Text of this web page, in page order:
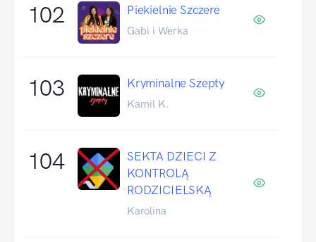
102 Piekielnie Szczere
Gabi i Werka
103 Kryminalne Szepty
Kamil K.
104
SEKTA DZIECI Z
KONTROLĄ
RODZICIELSKĄ
Karolina